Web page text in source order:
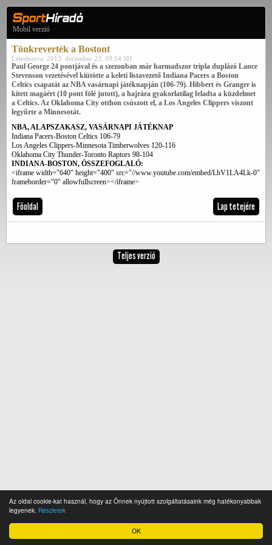
OK
Az oldal cookie-kat használ, hogy az Önnek nyújtott szolgáltatásaink még hatékonyabbak
legyenek. Részletek
Mobil verzió
Tönkreverték a Bostont
Létrehozva: 2013. december 23. 09:54 SH
Paul George 24 pontjával és a szezonban már harmadszor tripla duplázó Lance
Stevenson vezetésével kiütötte a keleti listavezető Indiana Pacers a Boston
Celtics csapatát az NBA vasárnapi játéknapján (106-79). Hibbert és Granger is
kitett magáért (10 pont fölé jutott), a hajrára gyakorlatilag feladta a küzdelmet
a Celtics. Az Oklahoma City otthon csúszott el, a Los Angeles Clippers viszont
legyűrte a Minnesotát.
NBA, ALAPSZAKASZ, VASÁRNAPI JÁTÉKNAP
Indiana Pacers-Boston Celtics 106-79
Los Angeles Clippers-Minnesota Timberwolves 120-116
Oklahoma City Thunder-Toronto Raptors 98-104
INDIANA-BOSTON, ÖSSZEFOGLALÓ:
<iframe width="640" height="400" src="//www.youtube.com/embed/LhV1LA4Lk-0"
frameborder="0" allowfullscreen></iframe>
Főoldal Lap tetejére
Teljes verzió